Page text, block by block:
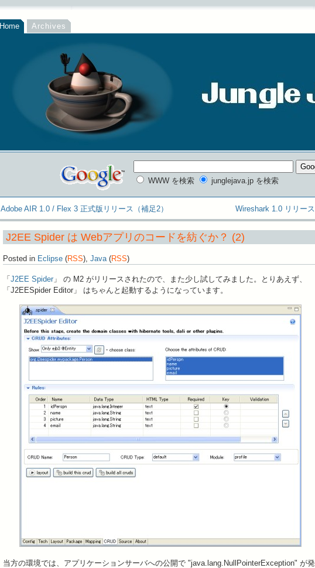
Home Archives
WWW を検索 junglejava.jp を検索
Adobe AIR 1.0 / Flex 3 正式版リリース（補足2） Wireshark 1.0 リリース
J2EE Spider は Webアプリのコードを紡ぐか？ (2)
Posted in Eclipse (RSS), Java(RSS)
「 J2EE Spider 」 の M2 がリリースされたので、また少し試してみました。とりあえず、
「J2EESpider Editor」 はちゃんと起動するようになっています。
当方の環境では、アプリケーションサーバへの公開で "java.lang.NullPointerException" が発